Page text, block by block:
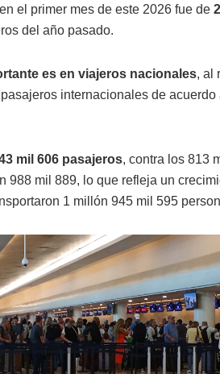
el primer mes de este 2026 fue de
del año pasado.
es en viajeros nacionales, al
internacionales de acuerdo
mil 606 pasajeros, contra los 813
988 mil 889, lo que refleja un
1 millón 945 mil 595